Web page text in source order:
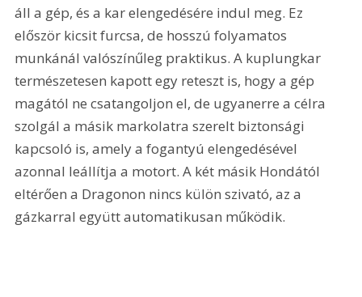
áll a gép, és a kar elengedésére indul meg. Ez
először kicsit furcsa, de hosszú folyamatos
munkánál valószínűleg praktikus. A kuplungkar
természetesen kapott egy reteszt is, hogy a gép
magától ne csatangoljon el, de ugyanerre a célra
szolgál a másik markolatra szerelt biztonsági
kapcsoló is, amely a fogantyú elengedésével
azonnal leállítja a motort. A két másik Hondától
eltérően a Dragonon nincs külön szivató, az a
gázkarral együtt automatikusan működik.